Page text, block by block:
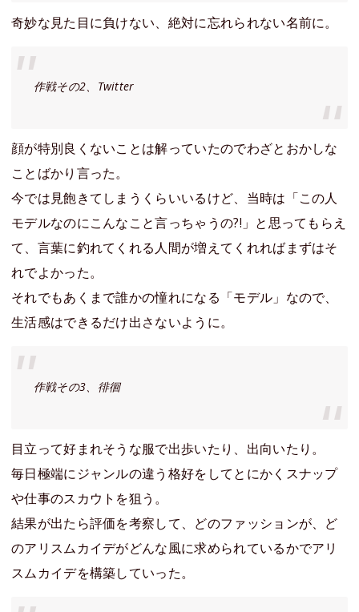
奇妙な見た目に負けない、絶対に忘れられない名前に。
作戦その2、Twitter
顔が特別良くないことは解っていたのでわざとおかしな
ことばかり言った。
今では見飽きてしまうくらいいるけど、当時は「この人
モデルなのにこんなこと言っちゃうの?!」と思ってもらえ
て、言葉に釣れてくれる人間が増えてくれればまずはそ
れでよかった。
それでもあくまで誰かの憧れになる「モデル」なので、
生活感はできるだけ出さないように。
作戦その3、徘徊
目立って好まれそうな服で出歩いたり、出向いたり。
毎日極端にジャンルの違う格好をしてとにかくスナップ
や仕事のスカウトを狙う。
結果が出たら評価を考察して、どのファッションが、ど
のアリスムカイデがどんな風に求められているかでアリ
スムカイデを構築していった。